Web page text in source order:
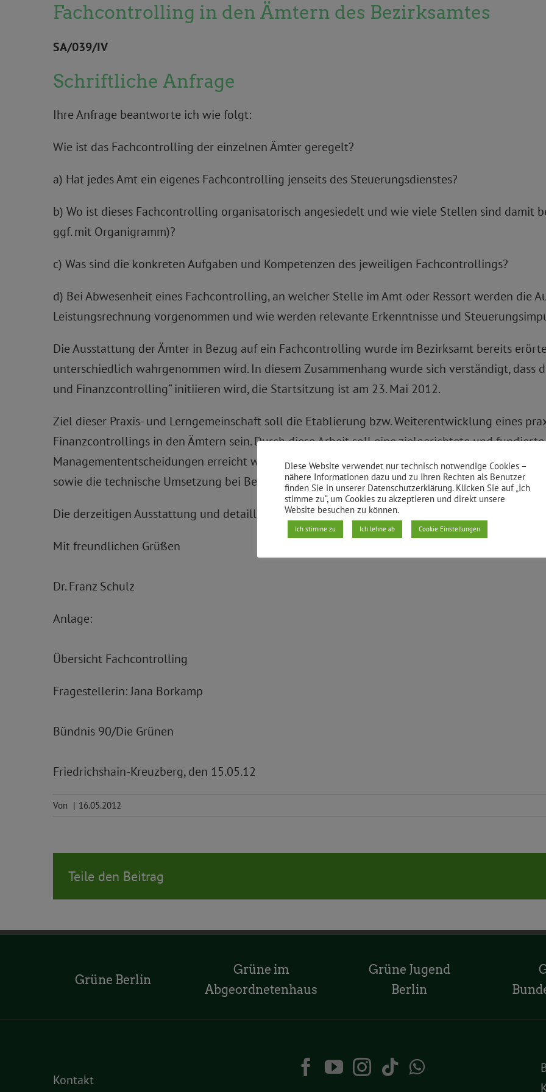
Fachcontrolling in den Ämtern des Bezirksamtes
SA/039/IV
Schriftliche Anfrage
Ihre Anfrage beantworte ich wie folgt:
Wie ist das Fachcontrolling der einzelnen Ämter geregelt?
a) Hat jedes Amt ein eigenes Fachcontrolling jenseits des Steuerungsdienstes?
b) Wo ist dieses Fachcontrolling organisatorisch angesiedelt und wie viele Stellen sind damit
ggf. mit Organigramm)?
c) Was sind die konkreten Aufgaben und Kompetenzen des jeweiligen Fachcontrollings?
d) Bei Abwesenheit eines Fachcontrolling, an welcher Stelle im Amt oder Ressort werden die
Leistungsrechnung vorgenommen und wie werden relevante Erkenntnisse und
Die Ausstattung der Ämter in Bezug auf ein Fachcontrolling wurde im Bezirksamt bereits
unterschiedlich wahrgenommen wird. In diesem Zusammenhang wurde sich verständigt, dass
und Finanzcontrolling“ initiieren wird, die Startsitzung ist am 23. Mai 2012.
Ziel dieser Praxis- und Lerngemeinschaft soll die Etablierung bzw. Weiterentwicklung eines
Finanzcontrollings in den Ämtern sein. Durch diese Arbeit soll eine zielgerichtete und
Managemententscheidungen erreicht werden. Der Steuerungsdienst wird diese Gemeinschaft
sowie die technische Umsetzung bei Bedarf unterstützen.
Die derzeitigen Ausstattung und detaillierte Aufgabenwahrnehmung in den Ämtern
Mit freundlichen Grüßen
Dr. Franz Schulz
Anlage:
Übersicht Fachcontrolling
Fragestellerin: Jana Borkamp
Bündnis 90/Die Grünen
Friedrichshain-Kreuzberg, den 15.05.12
Von | 16.05.2012
Teile den Beitrag
Grüne Berlin
Grüne im
Abgeordnetenhaus
Grüne Jugend
Berlin
Kontakt
Diese Website verwendet nur technisch notwendige Cookies –
nähere Informationen dazu und zu Ihren Rechten als Benutzer
finden Sie in unserer Datenschutzerklärung. Klicken Sie auf „Ich
stimme zu“, um Cookies zu akzeptieren und direkt unsere
Website besuchen zu können.
Ich stimme zu Ich lehne ab Cookie Einstellungen